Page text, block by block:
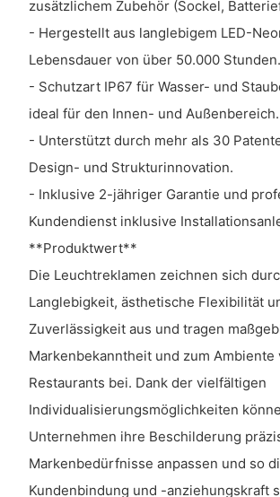
zusätzlichem Zubehör (Sockel,
- Hergestellt aus langlebigem LED-
Lebensdauer von über 50.000 Stunden.
- Schutzart IP67 für Wasser- und
ideal für den Innen- und Außenbereich.
- Unterstützt durch mehr als 30
Design- und Strukturinnovation.
- Inklusive 2-jähriger Garantie und
Kundendienst inklusive
**Produktwert**
Die Leuchtreklamen zeichnen sich
Langlebigkeit, ästhetische Flexibilität
Zuverlässigkeit aus und tragen
Markenbekanntheit und zum Ambiente
Restaurants bei. Dank der vielfältigen
Individualisierungsmöglichkeiten
Unternehmen ihre Beschilderung
Markenbedürfnisse anpassen und so
Kundenbindung und -anziehungskraft